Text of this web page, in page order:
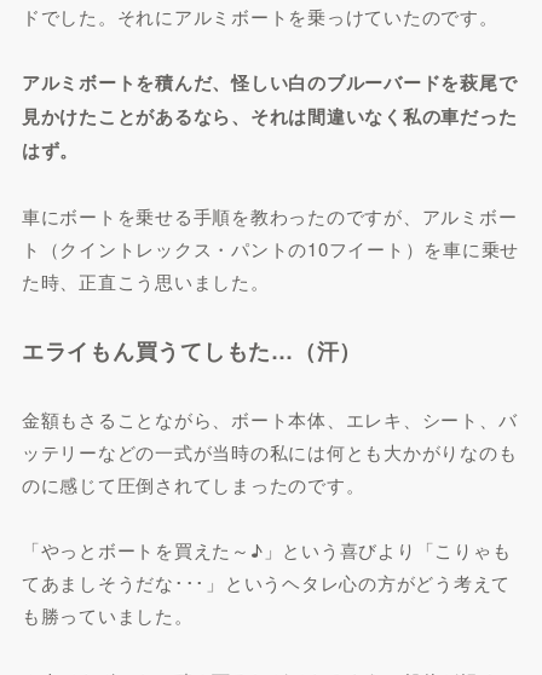
ドでした。それにアルミボートを乗っけていたのです。
アルミボートを積んだ、怪しい白のブルーバードを萩尾で
見かけたことがあるなら、それは間違いなく私の車だった
はず。
車にボートを乗せる手順を教わったのですが、アルミボー
ト（クイントレックス・パントの10フイート）を車に乗せ
た時、正直こう思いました。
エライもん買うてしもた…（汗）
金額もさることながら、ボート本体、エレキ、シート、バ
ッテリーなどの一式が当時の私には何とも大かがりなのも
のに感じて圧倒されてしまったのです。
「やっとボートを買えた～♪」という喜びより「こりゃも
てあましそうだな･･･」というヘタレ心の方がどう考えて
も勝っていました。